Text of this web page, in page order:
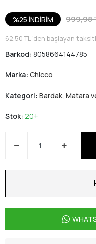
%25 İNDİRİM 999,98
62,50 TL 'den başlayan
Barkod: 8058664144785
Marka: Chicco
Kategori: Bardak, Matara
Stok: 20+